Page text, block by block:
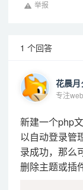
举报
1 个回答
花晨月
新建一个php
以自动登录管
录成功，那么
删除主题或插